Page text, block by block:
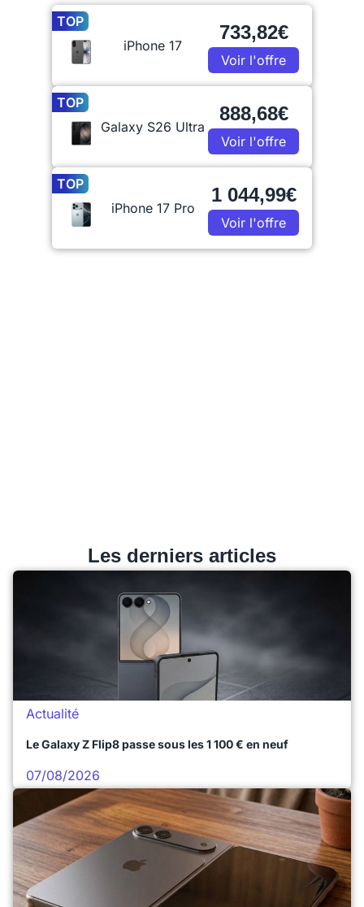
TOP
iPhone 17
733,82€
Voir l'offre
TOP
Galaxy S26 Ultra
888,68€
Voir l'offre
TOP
iPhone 17 Pro
1 044,99€
Voir l'offre
Les derniers articles
Actualité
Le Galaxy Z Flip8 passe sous les 1 100 € en neuf
07/08/2026